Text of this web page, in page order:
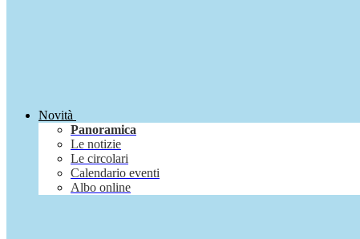
Novità
Panoramica
Le notizie
Le circolari
Calendario eventi
Albo online